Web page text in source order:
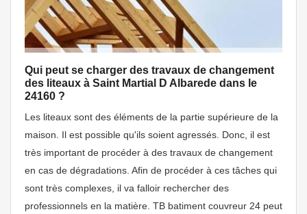
Qui peut se charger des travaux de changement
des liteaux à Saint Martial D Albarede dans le
24160 ?
Les liteaux sont des éléments de la partie supérieure de la
maison. Il est possible qu'ils soient agressés. Donc, il est
très important de procéder à des travaux de changement
en cas de dégradations. Afin de procéder à ces tâches qui
sont très complexes, il va falloir rechercher des
professionnels en la matière. TB batiment couvreur 24 peut